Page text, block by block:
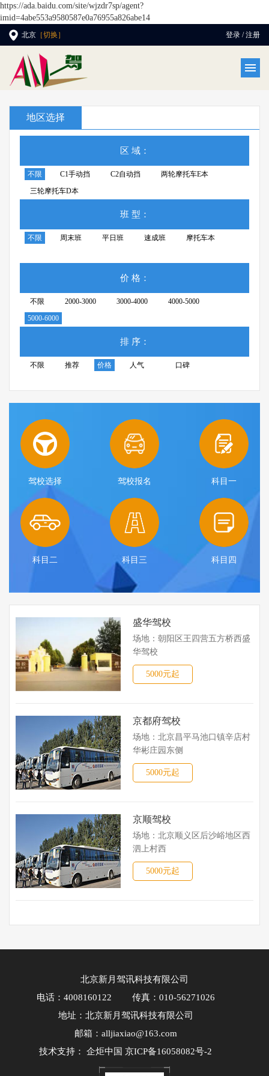
https://ada.baidu.com/site/wjzdr7sp/agent?
imid=4abe553a9580587e0a76955a826abe14
北京 ［切换］ 登录 / 注册
地区选择
区 域：
不限 C1手动挡 C2自动挡
两轮摩托车E本
三轮摩托车D本
班 型：
不限 周末班 平日班 速成班 摩托车本
价 格：
不限 2000-3000 3000-4000
4000-5000
5000-6000
排 序：
不限 推荐 价格 人气 口碑
驾校选择 驾校报名 科目一
科目二 科目三 科目四
盛华驾校
场地：朝阳区王四营五方桥西盛
华驾校
5000元起
京都府驾校
场地：北京昌平马池口镇辛店村
华彬庄园东侧
5000元起
京顺驾校
场地：北京顺义区后沙峪地区西
泗上村西
5000元起
北京新月驾讯科技有限公司
电话：4008160122
传真：010-56271026
地址：北京新月驾讯科技有限公司
邮箱：alljiaxiao@163.com
技术支持： 企炬中国 京ICP备16058082号-2